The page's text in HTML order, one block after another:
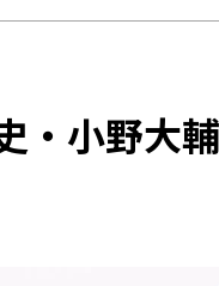
・小野大